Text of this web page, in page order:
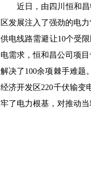
近日，由四川恒和
区发展注入了强劲的电力
供电线路需避让10个受
电需求，恒和昌公司项
解决了100余项棘手难题
经济开发区220千伏输变
牢了电力根基，对推动